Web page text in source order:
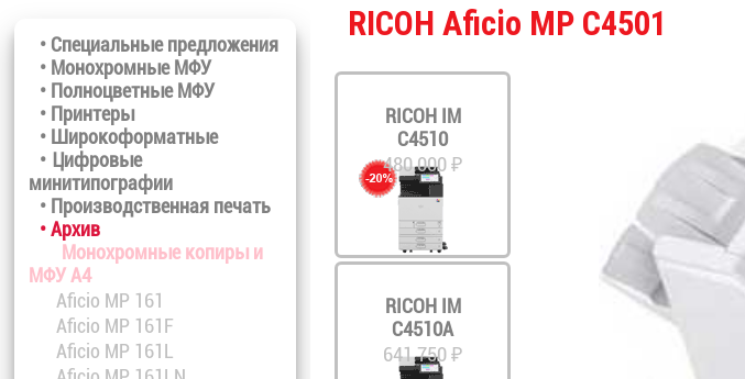
• Специальные предложения
• Монохромные МФУ
• Полноцветные МФУ
• Принтеры
• Широкоформатные
• Цифровые
минитипографии
• Производственная печать
• Архив
Монохромные копиры и
МФУ A4
Aficio MP 161
Aficio MP 161F
Aficio MP 161L
RICOH Aficio MP C4501
RICOH IM
C4510
480 000 ₽
RICOH IM
C4510A
641 750 ₽